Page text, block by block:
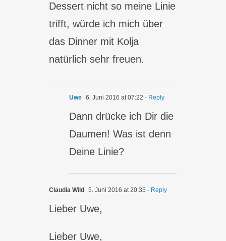
Dessert nicht so meine Linie
trifft, würde ich mich über
das Dinner mit Kolja
natürlich sehr freuen.
Uwe 6. Juni 2016 at 07:22 - Reply
Dann drücke ich Dir die
Daumen! Was ist denn
Deine Linie?
Claudia Wild 5. Juni 2016 at 20:35 - Reply
Lieber Uwe,
Lieber Uwe,